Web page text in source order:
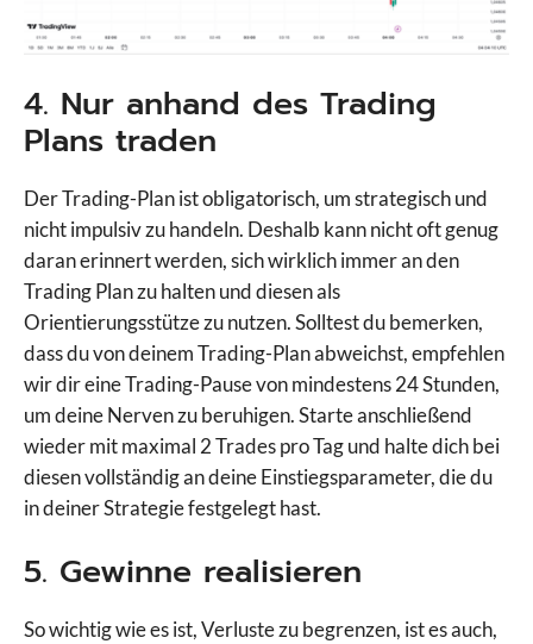
4. Nur anhand des Trading
Plans traden
Der Trading-Plan ist obligatorisch, um strategisch und
nicht impulsiv zu handeln. Deshalb kann nicht oft genug
daran erinnert werden, sich wirklich immer an den
Trading Plan zu halten und diesen als
Orientierungsstütze zu nutzen. Solltest du bemerken,
dass du von deinem Trading-Plan abweichst, empfehlen
wir dir eine Trading-Pause von mindestens 24 Stunden,
um deine Nerven zu beruhigen. Starte anschließend
wieder mit maximal 2 Trades pro Tag und halte dich bei
diesen vollständig an deine Einstiegsparameter, die du
in deiner Strategie festgelegt hast.
5. Gewinne realisieren
So wichtig wie es ist, Verluste zu begrenzen, ist es auch,